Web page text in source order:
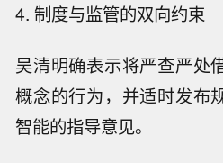
4. 制度与监管的双向约束
吴清明确表示将严查严处
概念的行为，并适时发布
智能的指导意见。